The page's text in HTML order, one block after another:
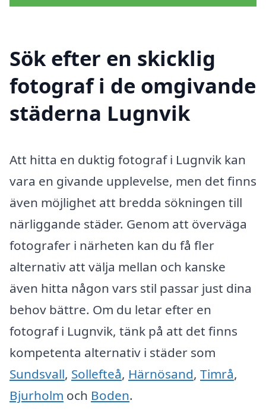
Sök efter en skicklig
fotograf i de omgivande
städerna Lugnvik
Att hitta en duktig fotograf i Lugnvik kan
vara en givande upplevelse, men det finns
även möjlighet att bredda sökningen till
närliggande städer. Genom att överväga
fotografer i närheten kan du få fler
alternativ att välja mellan och kanske
även hitta någon vars stil passar just dina
behov bättre. Om du letar efter en
fotograf i Lugnvik, tänk på att det finns
kompetenta alternativ i städer som
Sundsvall, Sollefteå, Härnösand, Timrå,
Bjurholm och Boden.